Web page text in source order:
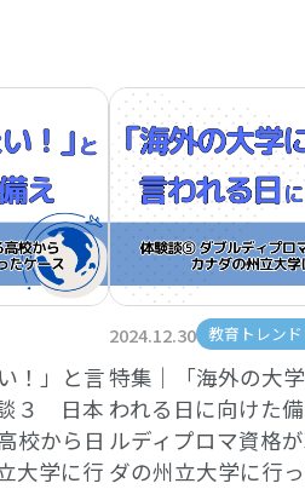
！」と言
３ 日本
校から日
大学に行
2024.12.30 教育トレン
特集｜「海外の大
われる日に向けた
ルディプロマ資格
ダの州立大学に行